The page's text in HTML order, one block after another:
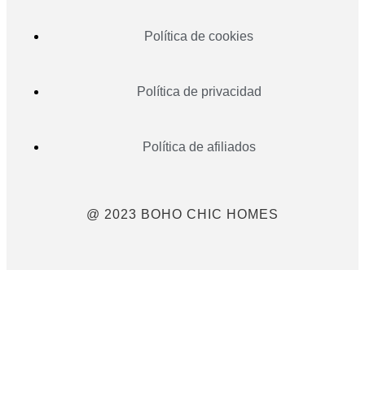
Política de cookies
Política de privacidad
Política de afiliados
@ 2023 BOHO CHIC HOMES